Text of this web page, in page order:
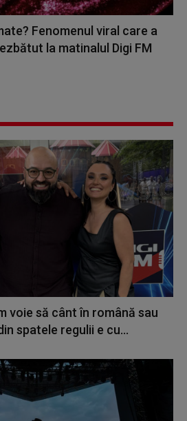
Fenomenul viral care a
la matinalul Digi FM
voie să cânt în română sau
spatele regulii e cu...